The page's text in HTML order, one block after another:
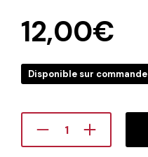
12,00€
Disponible sur commande